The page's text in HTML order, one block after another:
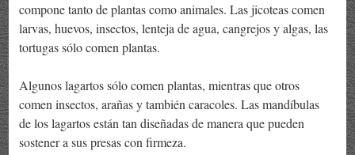
compone tanto de plantas como animales. Las jicoteas comen
larvas, huevos, insectos, lenteja de agua, cangrejos y algas, las
tortugas sólo comen plantas.
Algunos lagartos sólo comen plantas, mientras que otros
comen insectos, arañas y también caracoles. Las mandíbulas
de los lagartos están tan diseñadas de manera que pueden
sostener a sus presas con firmeza.